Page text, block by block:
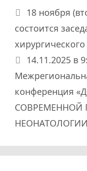
18 ноября
состоится
14.11.2025 в
конференция
СОВРЕМЕННОЙ